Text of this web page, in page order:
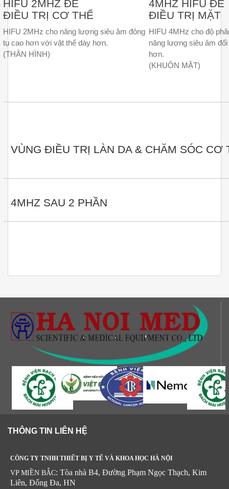
HIFU 2MHZ ĐỂ
ĐIỀU TRỊ CƠ THỂ
HIFU 2MHz cho năng lượng siêu âm đông
tụ cao hơn với vật thể dày hơn.
(THÂN HÌNH)
4MHZ HIFU ĐỂ
ĐIỀU TRỊ MẶT
HIFU 4MHz cho độ
năng lượng siêu âm
hơn.
(KHUÔN MẶT)
VÙNG ĐIỀU TRỊ LÀN DA & CHĂM SÓC CƠ
4MHZ SAU 2 PHẦN
THÔNG TIN LIÊN HỆ
CÔNG TY TNHH THIẾT BỊ Y TẾ VÀ KHOA HỌC HÀ NỘI
VP MIỀN BẮC: Tòa nhà B4, Đường Phạm Ngọc Thạch, Kim
Liên, Đống Đa, HN